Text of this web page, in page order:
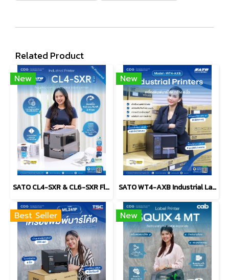
Related Product
New
SATO CL4-SXR & CL6-SXR Flagship industrial label printer
New
SATO WT4-AXB Industrial Label Printer (4-inch)
Best Seller New